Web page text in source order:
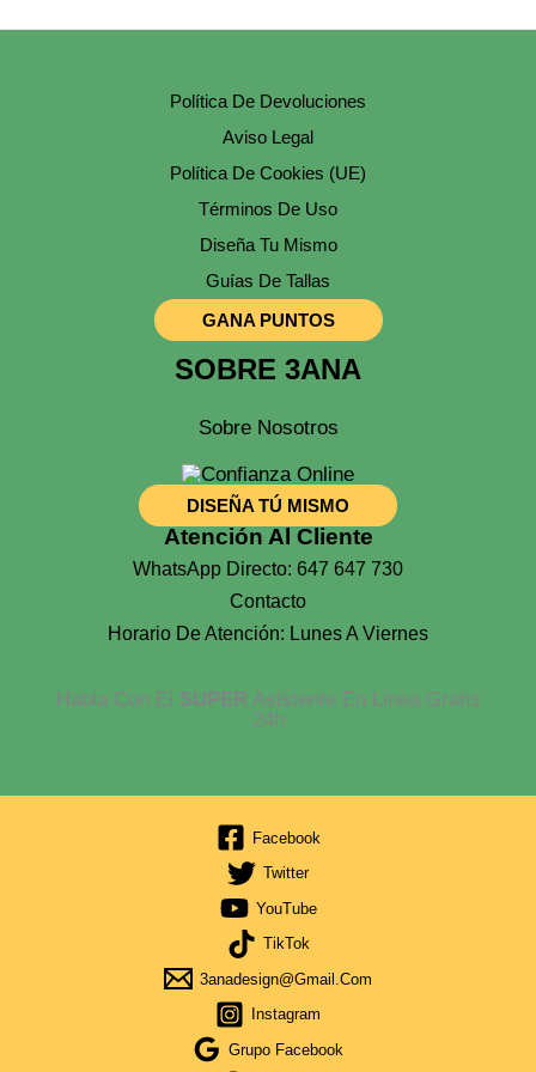
Elegir
De
Producto
Política De Devoluciones
Aviso Legal
Política De Cookies (UE)
Términos De Uso
Diseña Tu Mismo
Guías De Tallas
GANA PUNTOS
SOBRE 3ANA
Sobre Nosotros
DISEÑA TÚ MISMO
Atención Al Cliente
WhatsApp Directo: 647 647 730
Contacto
Horario De Atención: Lunes A Viernes
Habla Con El SUPERAsistente En Linea Gratis
24h
Facebook
Twitter
YouTube
TikTok
3anadesign@gmail.com
Instagram
Grupo Facebook